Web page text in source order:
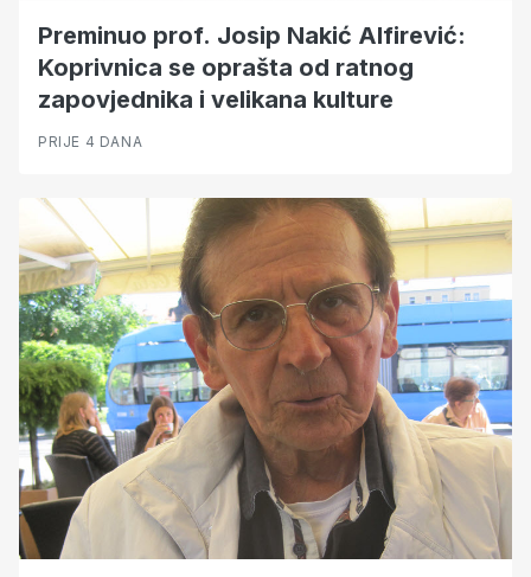
Preminuo prof. Josip Nakić Alfirević:
Koprivnica se oprašta od ratnog
zapovjednika i velikana kulture
PRIJE 4 DANA